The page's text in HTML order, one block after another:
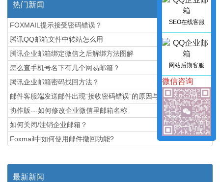
热门新闻
FOXMAIL提示接受密码错误？
腾讯QQ邮箱文件中转站怎么用
腾讯企业邮箱绑定微信之后解绑方法图解
怎么查手机号名下有几个网易邮箱？
腾讯企业邮箱密码找回方法？
邮件客服端发送邮件出现“接收密码错误”的原因与解决方法!
协作版---如何修改企业微信里邮箱名称
如何关闭/注销企业邮箱？
Foxmail中如何使用邮件撤回功能?
最新新闻
SEO在线客服
网站后期客服
微信咨询